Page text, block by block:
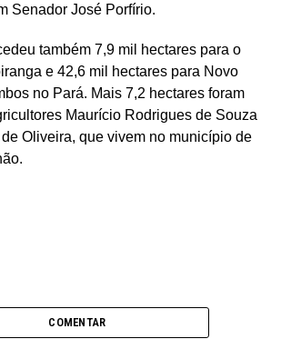
Senador José Porfírio.
também 7,9 mil hectares para o
e 42,6 mil hectares para Novo
no Pará. Mais 7,2 hectares foram
Maurício Rodrigues de Souza
Oliveira, que vivem no município de
COMENTAR